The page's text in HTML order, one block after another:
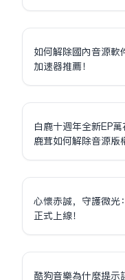
如何解除國內音源軟
加速器推薦！
白鹿十週年全新EP
鹿茸如何解除音源版
心懷赤誠，守護微光
正式上線！
酷狗音樂為什麼提示